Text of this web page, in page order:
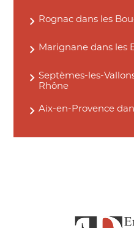
Rognac dans les
Marignane dans les
Septèmes-les-
Rhône
Aix-en-Provence